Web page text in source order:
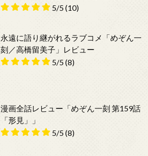
5/5(10)
永遠に語り継がれるラブコメ「めぞん一
刻／高橋留美子」レビュー
5/5(8)
漫画全話レビュー「めぞん一刻 第159話
「形見」」
5/5(8)